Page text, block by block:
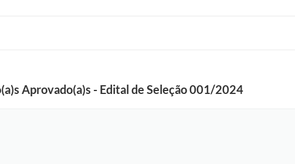
Aprovado(a)s - Edital de Seleção 001/2024